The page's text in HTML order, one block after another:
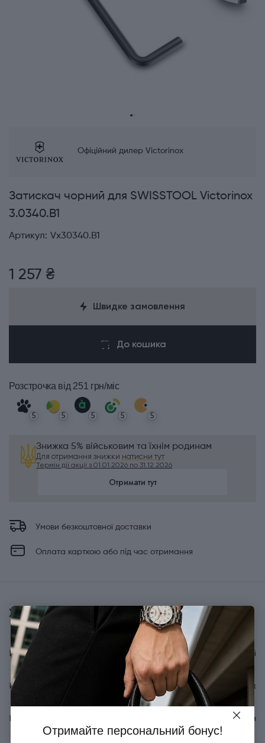
Офіційний дилер Victorinox
Затискач чорний для SWISSTOOL Victorinox
3.0340.B1
Артикул: Vx30340.B1
1 257 ₴
Швидке замовлення
До кошика
Розстрочка від 251 грн/міс
5 5 5 5 5
Знижка 5% військовим та їхнім родинам
Для отримання знижки натисни тут
Термін дії акції з 01.01.2026 по 31.12.2026
Отримати тут
Умови безкоштовної доставки
Оплата карткою або під час отримання
Характеристики
Вид аксесуарів для ножів Запасні деталі
Бренд Victorinox
Країна походження Швейцарія
Отримайте персональний бонус!